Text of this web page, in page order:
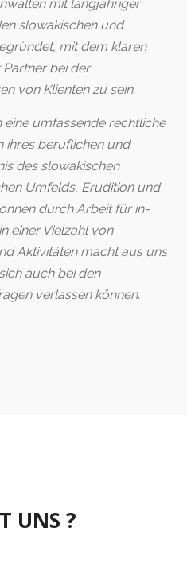
mit langjähriger
slowakischen und
mit dem klaren
bei der
von Klienten zu sein.
eine umfassende rechtliche
ihres beruflichen und
des slowakischen
Umfelds, Erudition und
durch Arbeit für in-
einer Vielzahl von
Aktivitäten macht aus uns
auch bei den
verlassen können.
UNS ?